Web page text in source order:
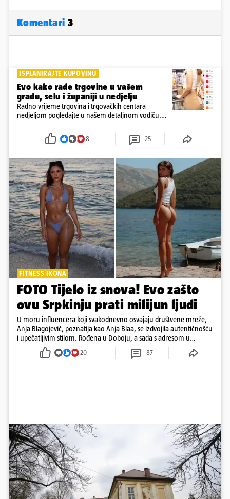
Komentari 3
ISPLANIRAJTE KUPOVINU
Evo kako rade trgovine u vašem
gradu, selu i županiji u nedjelju
Radno vrijeme trgovina i trgovačkih centara
nedjeljom pogledajte u našem detaljnom vodiču.
i šoping centri sami biraju koje će to nedjelje biti
8 25
FITNESS IKONA
FOTO Tijelo iz snova! Evo zašto
ovu Srpkinju prati milijun ljudi
U moru influencera koji svakodnevno osvajaju društvene mreže,
Anja Blagojević, poznatija kao Anja Blaa, se izdvojila autentičnošću
i upečatljivim stilom. Rođena u Doboju, a sada s adresom u
Dubaiju, Anja je spoj glamura, discipline i mladenačke energije
20 87